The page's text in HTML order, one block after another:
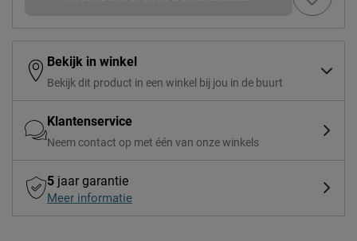
Bekijk in winkel
Bekijk dit product in een winkel bij jou in de buurt
Klantenservice
Neem contact op met één van onze winkels
5 jaar garantie
Meer informatie